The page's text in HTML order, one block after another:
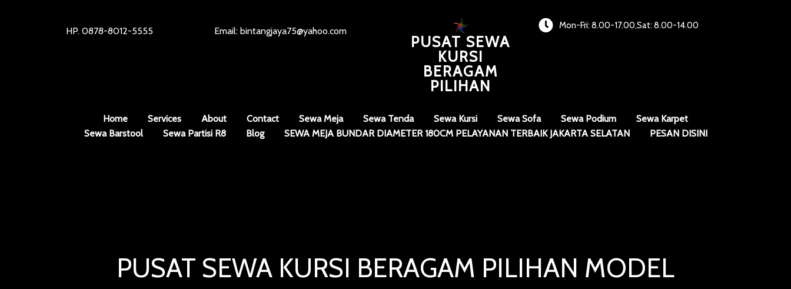
HP. 0878-8012-5555 Email: bintangjaya75@yahoo.com
PUSAT SEWA
KURSI
BERAGAM
PILIHAN
Mon-Fri: 8.00-17.00,Sat: 8.00-14.00
Home Services About Contact Sewa Meja Sewa Tenda Sewa Kursi Sewa Sofa Sewa Podium
Sewa Karpet
Sewa Barstool
Sewa Partisi R8 Blog SEWA MEJA BUNDAR DIAMETER 180CM PELAYANAN TERBAIK JAKARTA SELATAN PESAN DISINI
PUSAT SEWA KURSI BERAGAM PILIHAN MODEL